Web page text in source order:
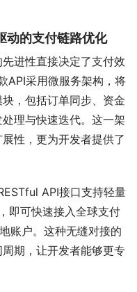
动的支付链路优化
进性直接决定了支付效
API采用微服务架构，将
，包括订单同步、资金
理与快速迭代。这一架
性，更为开发者提供了
API接口支持轻量
即可快速接入全球支付
账户。这种无缝对接的
期，让开发者能够更专